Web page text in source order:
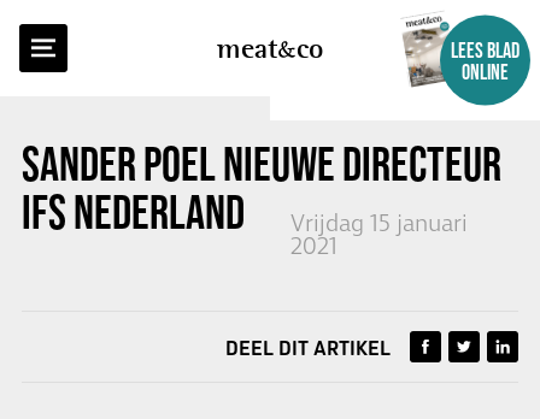
meatco
LEES BLAD
ONLINE
SANDER POEL NIEUWE DIRECTEUR
IFS NEDERLAND
Vrijdag 15 januari
2021
TERUG NAAR OVERZICHT
DEEL DIT ARTIKEL